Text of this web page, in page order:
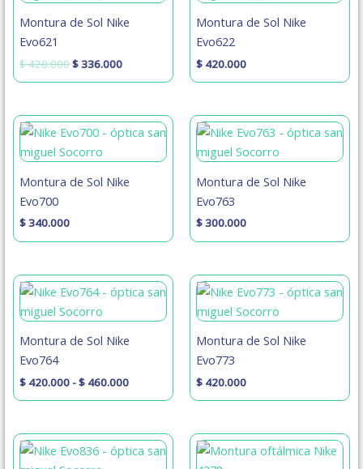
Montura de Sol Nike
Evo621
$420.000
era:
$ 420.000.
$336.000
es:
$ 336.000.
Montura de Sol Nike
Evo622
$ 420.000
Montura de Sol Nike
Evo700
$340.000
Montura de Sol Nike
Evo763
$300.000
Montura de Sol Nike
Evo764
$ 420.000 -$ 460.000
Rango
de
desde
hasta
Montura de Sol Nike
Evo773
$ 420.000